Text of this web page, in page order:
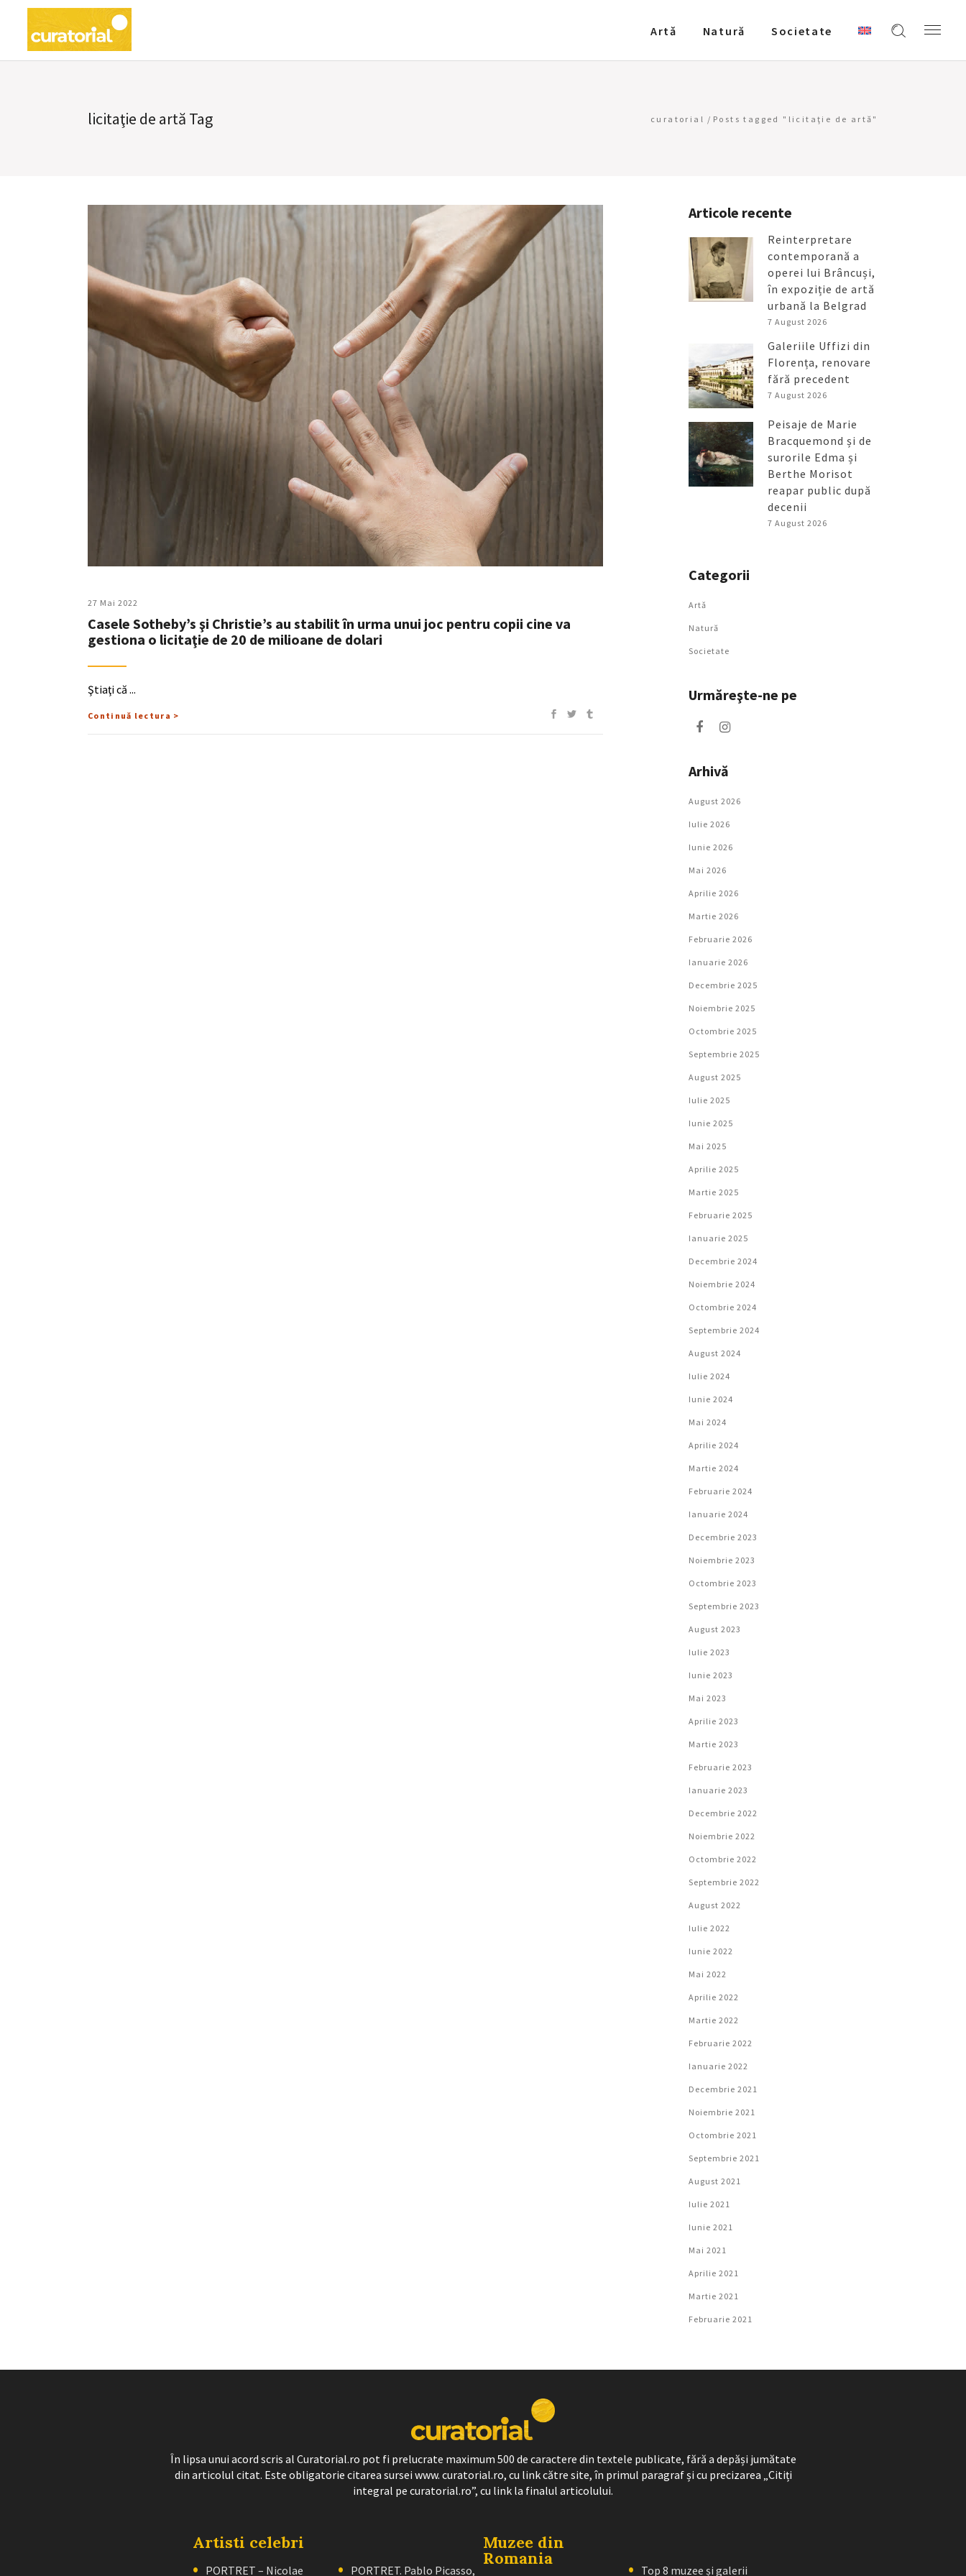
Artǎ Natură Societate
licitaţie de artă Tag curatorial / Posts tagged "licitaţie de artă"
27 Mai 2022
Casele Sotheby’s şi Christie’s au stabilit în urma unui joc pentru copii cine va
gestiona o licitaţie de 20 de milioane de dolari
Ştiaţi că
Continuă lectura >
Articole recente
Reinterpretare
contemporană a
operei lui Brâncuși,
în expoziție de artă
urbană la Belgrad
7 August 2026
Galeriile Uffizi din
Florența, renovare
fără precedent
7 August 2026
Peisaje de Marie
Bracquemond și de
surorile Edma și
Berthe Morisot
reapar public după
decenii
7 August 2026
Categorii
Artǎ
Natură
Societate
Urmăreşte-ne pe
Arhivă
August 2026
Iulie 2026
Iunie 2026
Mai 2026
Aprilie 2026
Martie 2026
Februarie 2026
Ianuarie 2026
Decembrie 2025
Noiembrie 2025
Octombrie 2025
Septembrie 2025
August 2025
Iulie 2025
Iunie 2025
Mai 2025
Aprilie 2025
Martie 2025
Februarie 2025
Ianuarie 2025
Decembrie 2024
Noiembrie 2024
Octombrie 2024
Septembrie 2024
August 2024
Iulie 2024
Iunie 2024
Mai 2024
Aprilie 2024
Martie 2024
Februarie 2024
Ianuarie 2024
Decembrie 2023
Noiembrie 2023
Octombrie 2023
Septembrie 2023
August 2023
Iulie 2023
Iunie 2023
Mai 2023
Aprilie 2023
Martie 2023
Februarie 2023
Ianuarie 2023
Decembrie 2022
Noiembrie 2022
Octombrie 2022
Septembrie 2022
August 2022
Iulie 2022
Iunie 2022
Mai 2022
Aprilie 2022
Martie 2022
Februarie 2022
Ianuarie 2022
Decembrie 2021
Noiembrie 2021
Octombrie 2021
Septembrie 2021
August 2021
Iulie 2021
Iunie 2021
Mai 2021
Aprilie 2021
Martie 2021
Februarie 2021
În lipsa unui acord scris al Curatorial.ro pot fi prelucrate maximum 500 de caractere din textele publicate, fără a depăși jumătate
din articolul citat. Este obligatorie citarea sursei www. curatorial.ro, cu link către site, în primul paragraf și cu precizarea „Citiți
integral pe curatorial.ro”, cu link la finalul articolului.
Artisti celebri
PORTRET – Nicolae PORTRET. Pablo Picasso,
Muzee din
Romania
Top 8 muzee și galerii